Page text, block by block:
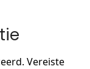
Vereiste